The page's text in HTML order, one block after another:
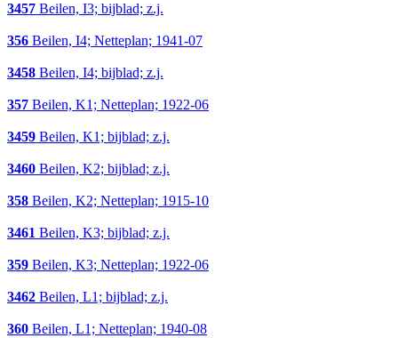
3457 Beilen, I3; bijblad; z.j.
356 Beilen, I4; Netteplan; 1941-07
3458 Beilen, I4; bijblad; z.j.
357 Beilen, K1; Netteplan; 1922-06
3459 Beilen, K1; bijblad; z.j.
3460 Beilen, K2; bijblad; z.j.
358 Beilen, K2; Netteplan; 1915-10
3461 Beilen, K3; bijblad; z.j.
359 Beilen, K3; Netteplan; 1922-06
3462 Beilen, L1; bijblad; z.j.
360 Beilen, L1; Netteplan; 1940-08